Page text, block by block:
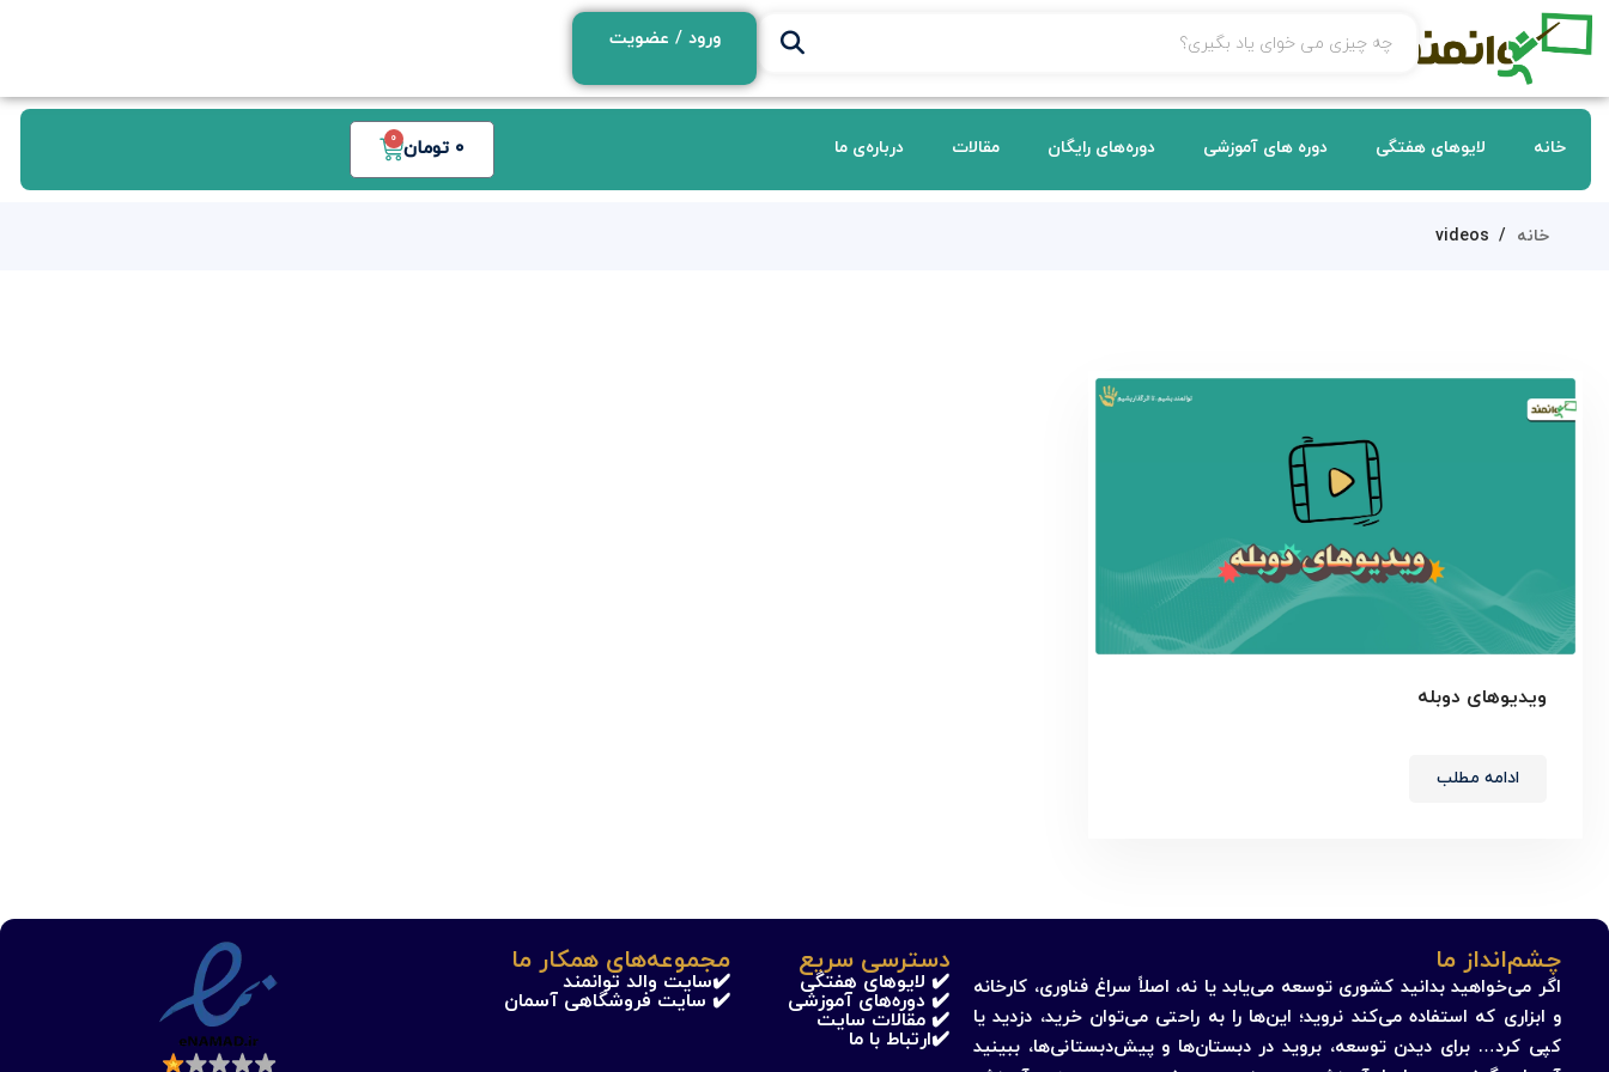
ورود / عضویت
خانه لایوهای هفتگی دوره های آموزشی دوره‌های رایگان مقالات درباره‌ی ما 0 تومان 0
خانه videos
ویدیوهای دوبله
ادامه مطلب
چشم‌انداز ما
اگر می‌خواهید بدانید کشوری توسعه می‌یابد یا نه، اصلاً سراغ فناوری، کارخانه
و ابزاری که استفاده می‌کند نروید؛ این‌ها را به راحتی می‌توان خرید، دزدید یا
کپی کرد… برای دیدن توسعه، بروید در دبستان‌ها و پیش‌دبستانی‌ها، ببینید
دسترسی سریع
✔️ لایوهای هفتگی
✔️ دوره‌های آموزشی
✔️ مقالات سایت
✔️ارتباط با ما
مجموعه‌های همکار ما
✔️سایت والد توانمند
✔️ سایت فروشگاهی آسمان